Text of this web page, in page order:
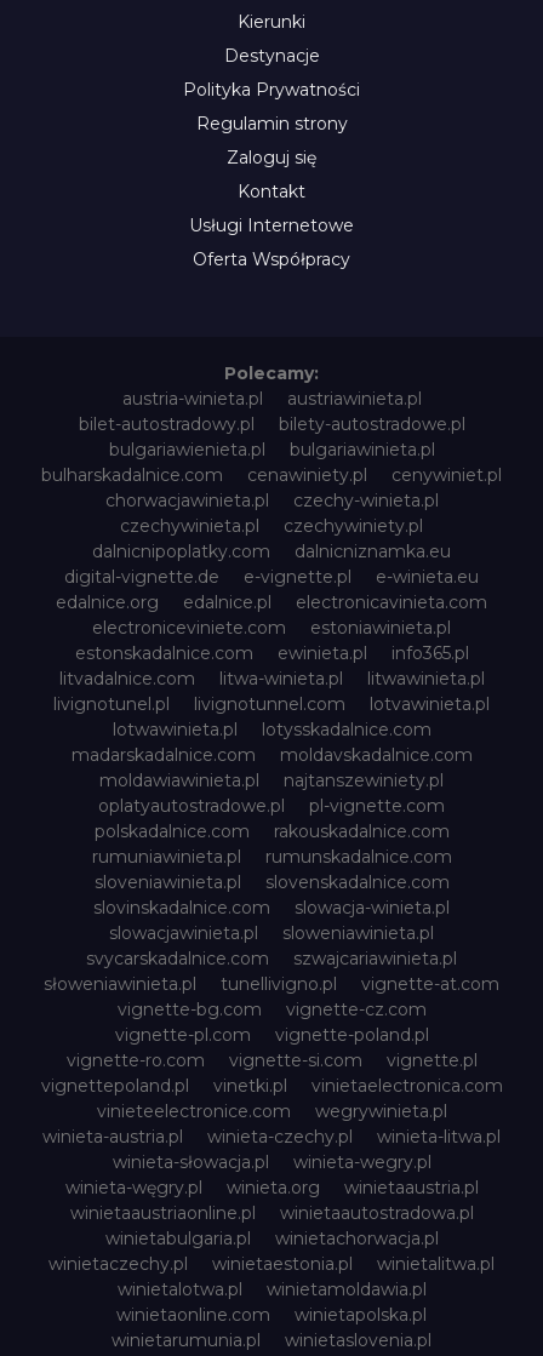
Kierunki
Destynacje
Polityka Prywatności
Regulamin strony
Zaloguj się
Kontakt
Usługi Internetowe
Oferta Współpracy
Polecamy:
austria-winieta.pl
austriawinieta.pl
bilet-autostradowy.pl
bilety-autostradowe.pl
bulgariawienieta.pl
bulgariawinieta.pl
bulharskadalnice.com
cenawiniety.pl
cenywiniet.pl
chorwacjawinieta.pl
czechy-winieta.pl
czechywinieta.pl
czechywiniety.pl
dalnicnipoplatky.com
dalnicniznamka.eu
digital-vignette.de
e-vignette.pl
e-winieta.eu
edalnice.org
edalnice.pl
electronicavinieta.com
electroniceviniete.com
estoniawinieta.pl
estonskadalnice.com
ewinieta.pl
info365.pl
litvadalnice.com
litwa-winieta.pl
litwawinieta.pl
livignotunel.pl
livignotunnel.com
lotvawinieta.pl
lotwawinieta.pl
lotysskadalnice.com
madarskadalnice.com
moldavskadalnice.com
moldawiawinieta.pl
najtanszewiniety.pl
oplatyautostradowe.pl
pl-vignette.com
polskadalnice.com
rakouskadalnice.com
rumuniawinieta.pl
rumunskadalnice.com
sloveniawinieta.pl
slovenskadalnice.com
slovinskadalnice.com
slowacja-winieta.pl
slowacjawinieta.pl
sloweniawinieta.pl
svycarskadalnice.com
szwajcariawinieta.pl
słoweniawinieta.pl
tunellivigno.pl
vignette-at.com
vignette-bg.com
vignette-cz.com
vignette-pl.com
vignette-poland.pl
vignette-ro.com
vignette-si.com
vignette.pl
vignettepoland.pl
vinetki.pl
vinietaelectronica.com
vinieteelectronice.com
wegrywinieta.pl
winieta-austria.pl
winieta-czechy.pl
winieta-litwa.pl
winieta-słowacja.pl
winieta-wegry.pl
winieta-węgry.pl
winieta.org
winietaaustria.pl
winietaaustriaonline.pl
winietaautostradowa.pl
winietabulgaria.pl
winietachorwacja.pl
winietaczechy.pl
winietaestonia.pl
winietalitwa.pl
winietalotwa.pl
winietamoldawia.pl
winietaonline.com
winietapolska.pl
winietarumunia.pl
winietaslovenia.pl